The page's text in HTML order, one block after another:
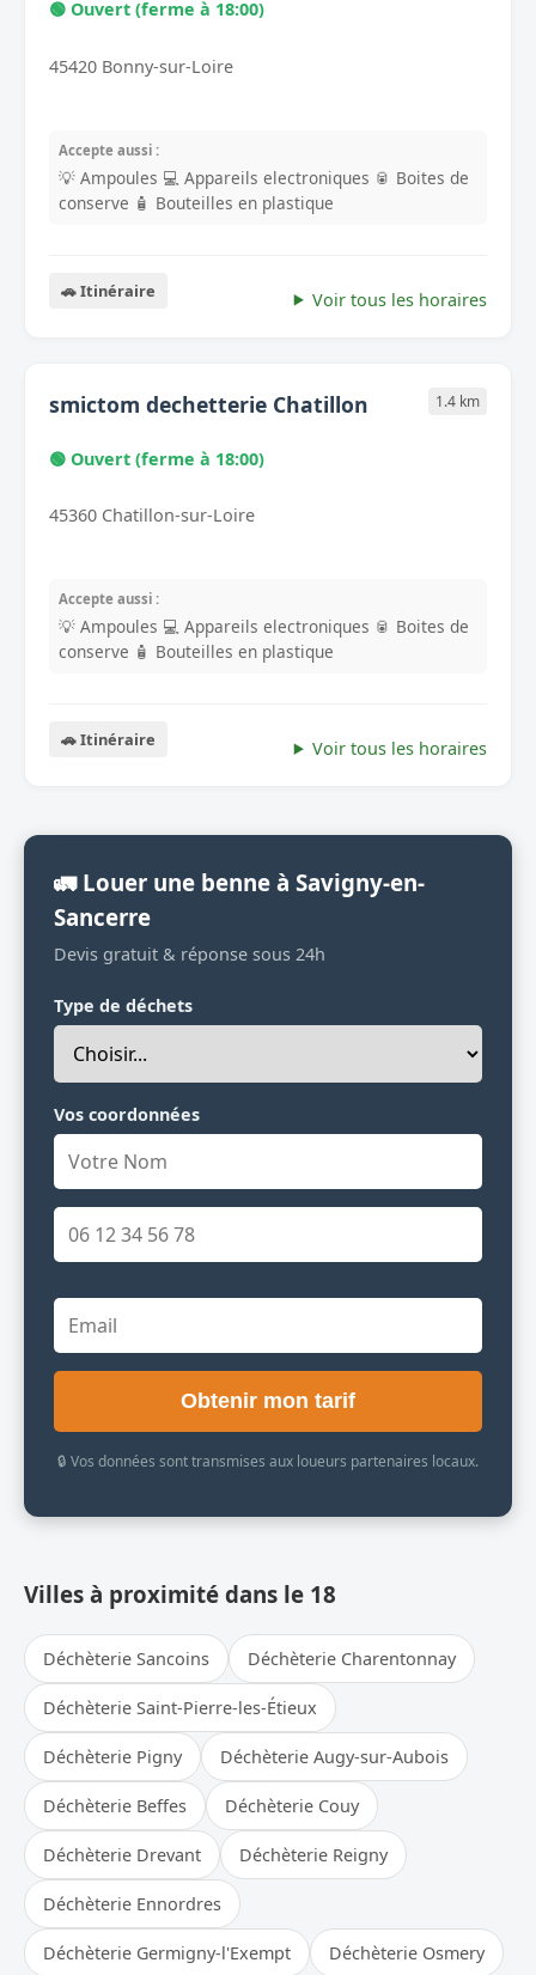
🟢 Ouvert (ferme à 18:00)
45420 Bonny-sur-Loire
Accepte aussi :
💡 Ampoules 💻 Appareils electroniques 🥫 Boites de
conserve 🧴 Bouteilles en plastique
🚗 Itinéraire Voir tous les horaires
smictom dechetterie Chatillon 1.4 km
🟢 Ouvert (ferme à 18:00)
45360 Chatillon-sur-Loire
Accepte aussi :
💡 Ampoules 💻 Appareils electroniques 🥫 Boites de
conserve 🧴 Bouteilles en plastique
🚗 Itinéraire Voir tous les horaires
🚛 Louer une benne à Savigny-en-
Sancerre
Devis gratuit & réponse sous 24h
Type de déchets
Vos coordonnées
Obtenir mon tarif
🔒 Vos données sont transmises aux loueurs partenaires locaux.
Villes à proximité dans le 18
Déchèterie Sancoins Déchèterie Charentonnay
Déchèterie Saint-Pierre-les-Étieux
Déchèterie Pigny Déchèterie Augy-sur-Aubois
Déchèterie Beffes Déchèterie Couy
Déchèterie Drevant Déchèterie Reigny
Déchèterie Ennordres
Déchèterie Germigny-l'Exempt Déchèterie Osmery